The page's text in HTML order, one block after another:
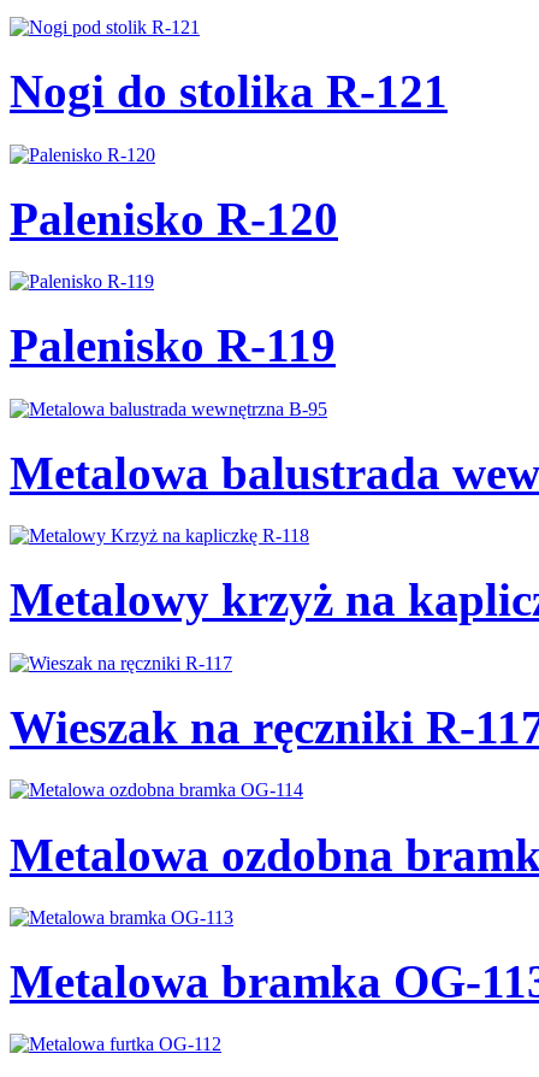
Nogi do stolika R-121
Palenisko R-120
Palenisko R-119
Metalowa balustrada
Metalowy krzyż na
Wieszak na ręczniki R-
Metalowa ozdobna
Metalowa bramka OG-